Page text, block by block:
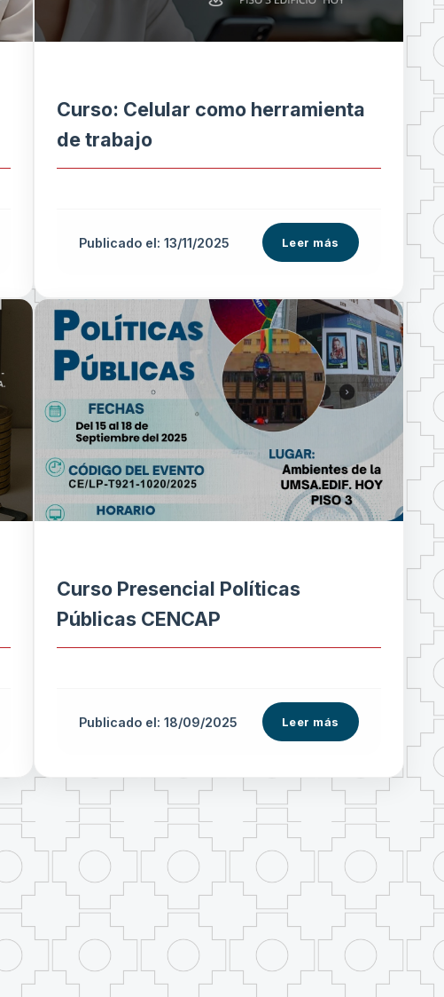
Curso: Celular como herramienta
de trabajo
Publicado el: 13/11/2025 Leer más
Curso Presencial Políticas
Públicas CENCAP
Publicado el: 18/09/2025 Leer más